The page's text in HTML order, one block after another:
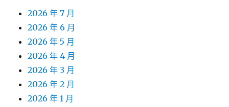
2026 年 7 月
2026 年 6 月
2026 年 5 月
2026 年 4 月
2026 年 3 月
2026 年 2 月
2026 年 1 月